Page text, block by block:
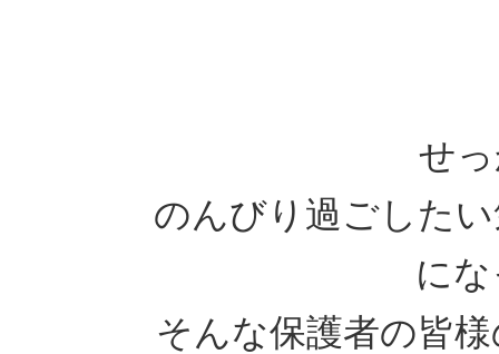
せ
のんびり過ごした
に
そんな保護者の皆